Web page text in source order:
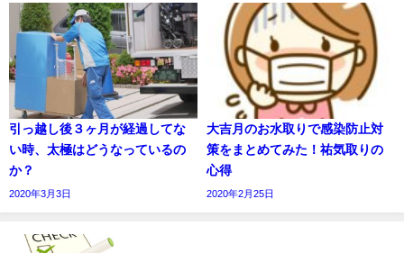
引っ越し後３ヶ月が経過してな
い時、太極はどうなっているの
か？
2020年3月3日
大吉月のお水取りで感染防止対
策をまとめてみた！祐気取りの
心得
2020年2月25日